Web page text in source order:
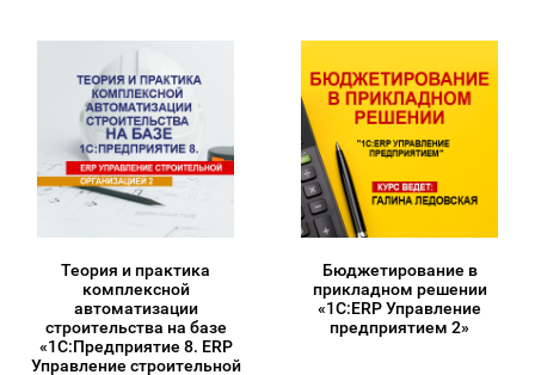
Теория и практика
комплексной
автоматизации
строительства на базе
«1С:Предприятие 8. ERP
Управление строительной
Бюджетирование в
прикладном решении
«1С:ERP Управление
предприятием 2»